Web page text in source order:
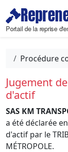
Portail de la reprise
Procédure
Jugement
d'actif
SAS KM
a été déclarée
d'actif par le
MÉTROPOLE.